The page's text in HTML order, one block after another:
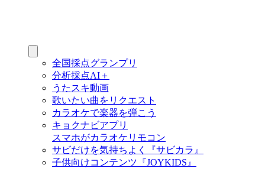
全国採点グランプリ
分析採点AI＋
うたスキ動画
歌いたい曲をリクエスト
カラオケで楽器を弾こう
キョクナビアプリ
スマホがカラオケリモコン
サビだけを気持ちよく『サビカラ』
子供向けコンテンツ『JOYKIDS』